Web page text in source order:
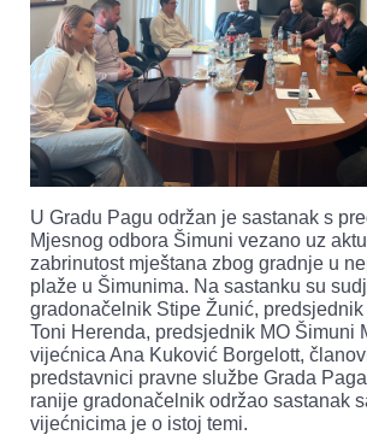
U Gradu Pagu održan je sastanak s
Mjesnog odbora Šimuni vezano uz
zabrinutost mještana zbog gradnje u
plaže u Šimunima. Na sastanku su
gradonačelnik Stipe Žunić,
Toni Herenda, predsjednik MO Šimuni
vijećnica Ana Kuković Borgelott,
predstavnici pravne službe Grada
ranije gradonačelnik održao sastanak
vijećnicima je o istoj temi.